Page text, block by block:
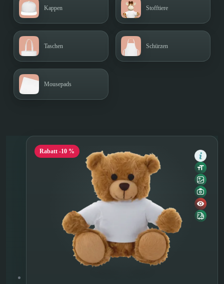
Kappen Stofftiere
Taschen Schürzen
Mousepads
Rabatt -10 %